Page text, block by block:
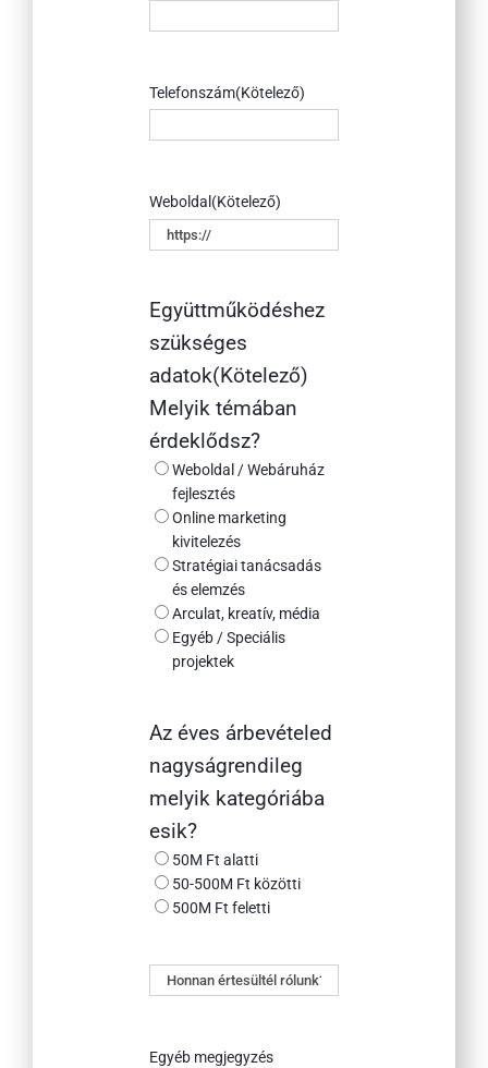
Telefonszám(Kötelező)
Weboldal (Kötelező)
Együttműködéshez
szükséges
adatok(Kötelező)
Melyik témában
érdeklődsz?
Weboldal / Webáruház
fejlesztés
Online marketing
kivitelezés
Stratégiai tanácsadás
és elemzés
Arculat, kreatív, média
Egyéb / Speciális
projektek
Az éves árbevételed
nagyságrendileg
melyik kategóriába
esik?
50M Ft alatti
50-500M Ft közötti
500M Ft feletti
Honnan
értesültél
Egyéb megjegyzés